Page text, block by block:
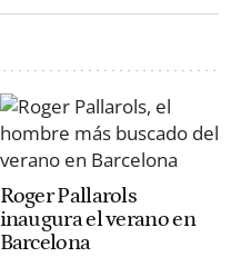
Roger Pallarols
inaugura el verano en
Barcelona